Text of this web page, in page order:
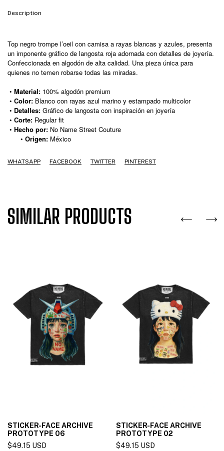
Description
Top negro trompe l’oeil con camisa a rayas blancas y azules, presenta
un imponente gráfico de langosta roja adornada con detalles de joyería.
Confeccionada en algodón de alta calidad. Una pieza única para
quienes no temen robarse todas las miradas.
• Material: 100% algodón premium
• Color: Blanco con rayas azul marino y estampado multicolor
• Detalles: Gráfico de langosta con inspiración en joyería
• Corte: Regular fit
• Hecho por: No Name Street Couture
• Origen: México
WHATSAPP FACEBOOK TWITTER PINTEREST
SIMILAR PRODUCTS
STICKER-FACE ARCHIVE
PROTOTYPE 06
$49.15 USD
STICKER-FACE ARCHIVE
PROTOTYPE 02
$49.15 USD